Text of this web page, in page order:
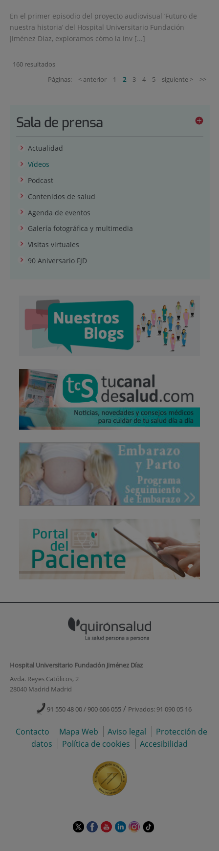
En el primer episodio del proyecto audiovisual ‘Futuro de
nuestra historia’ del Hospital Universitario Fundación
Jiménez Díaz, exploramos cómo la inv [...]
160 resultados
Páginas:
< anterior 1 2 3 4 5 siguiente > >>
Sala de prensa
Actualidad
Vídeos
Podcast
Contenidos de salud
Agenda de eventos
Galería fotográfica y multimedia
Visitas virtuales
90 Aniversario FJD
Hospital Universitario Fundación Jiménez Díaz
Avda. Reyes Católicos, 2
28040 Madrid Madrid
91 550 48 00 / 900 606 055 / Privados: 91 090 05 16
Contacto Mapa Web Aviso legal
Protección de
datos
Política de cookies Accesibilidad
EsteEsteEsteEsteEsteEnlace